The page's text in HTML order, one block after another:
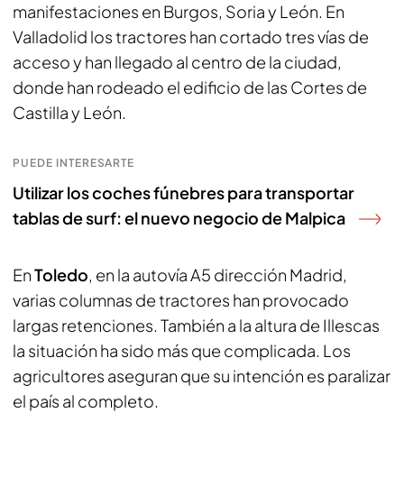
manifestaciones en Burgos, Soria y León. En
Valladolid los tractores han cortado tres vías de
acceso y han llegado al centro de la ciudad,
donde han rodeado el edificio de las Cortes de
Castilla y León.
PUEDE INTERESARTE
Utilizar los coches fúnebres para transportar
tablas de surf: el nuevo negocio de Malpica
EnToledo, en la autovía A5 dirección Madrid,
varias columnas de tractores han provocado
largas retenciones. También a la altura de Illescas
la situación ha sido más que complicada. Los
agricultores aseguran que su intención es paralizar
el país al completo.